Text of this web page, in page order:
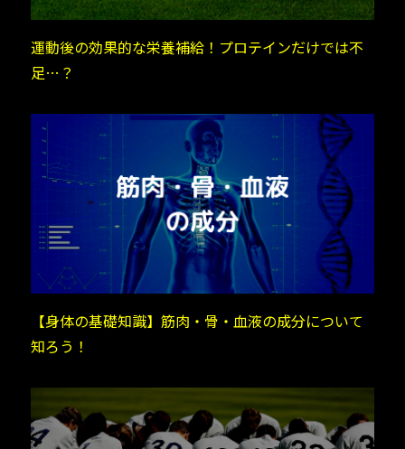
運動後の効果的な栄養補給！プロテインだけでは不
足…？
【身体の基礎知識】筋肉・骨・血液の成分について
知ろう！